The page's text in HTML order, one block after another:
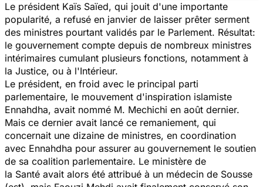
Le président Kaïs Saïed, qui jouit d'une importante
popularité, a refusé en janvier de laisser prêter serment
des ministres pourtant validés par le Parlement. Résultat:
le gouvernement compte depuis de nombreux ministres
intérimaires cumulant plusieurs fonctions, notamment à
la Justice, ou à l'Intérieur.
Le président, en froid avec le principal parti
parlementaire, le mouvement d'inspiration islamiste
Ennahdha, avait nommé M. Mechichi en août dernier.
Mais ce dernier avait lancé ce remaniement, qui
concernait une dizaine de ministres, en coordination
avec Ennahdha pour assurer au gouvernement le soutien
de sa coalition parlementaire. Le ministère de
la Santé avait alors été attribué à un médecin de Sousse